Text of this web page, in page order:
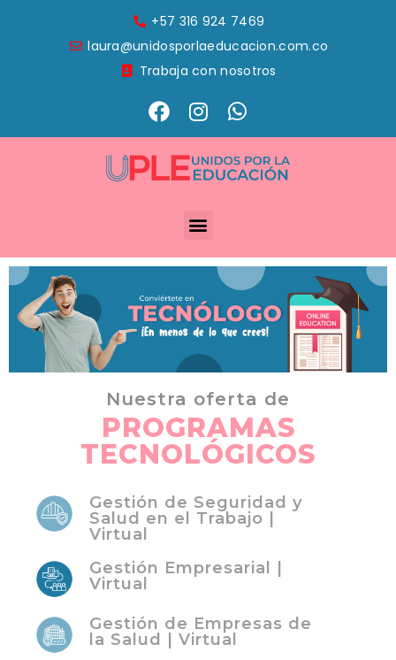
+57 316 924 7469
laura@unidosporlaeducacion.com.co
Trabaja con nosotros
Nuestra oferta de
PROGRAMAS
TECNOLÓGICOS
Gestión de Seguridad y
Salud en el Trabajo |
Virtual
Gestión Empresarial |
Virtual
Gestión de Empresas de
la Salud | Virtual